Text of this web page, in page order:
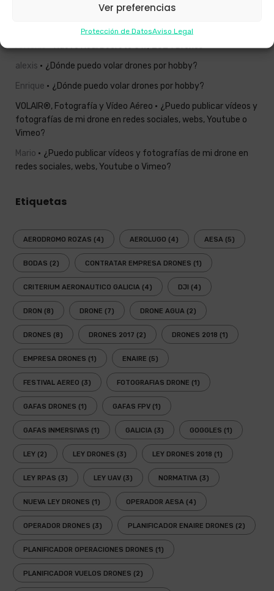
Ver preferencias
Protección de DatosAviso Legal
Comentarios recientes
Antonio
Nuevo Real Decreto 517/2024 Drones
alexis
¿Dónde puedo volar drones por hobby?
Enrique
¿Dónde puedo volar drones por hobby?
VOLAIR®, Fotografía y Vídeo Aéreo
¿Puedo publicar vídeos y
fotografías de mi drone en redes sociales, webs, Youtube o
Vimeo?
Mario
¿Puedo publicar vídeos y fotografías de mi drone en
redes sociales, webs, Youtube o Vimeo?
Etiquetas
AERODROMO ROZAS (4) AEROLUGO (4) AESA (5)
BODAS (2) CONTRATAR EMPRESA DRONES (1)
CRITERIUM AERONAUTICO GALICIA (4) DJI (4)
DRON (8) DRONE (7) DRONE AGUA (2)
DRONES (8) DRONES 2017 (2) DRONES 2018 (1)
EMPRESA DRONES (1) ENAIRE (5)
FESTIVAL AEREO (3) FOTOGRAFIAS DRONE (1)
GAFAS DRONES (1) GAFAS FPV (1)
GAFAS INMERSIVAS (1) GALICIA (3) GOGGLES (1)
LEY (2) LEY DRONES (3) LEY DRONES 2018 (1)
LEY RPAS (3) LEY UAV (3) NORMATIVA (3)
NUEVA LEY DRONES (1) OPERADOR AESA (4)
OPERADOR DRONES (3) PLANIFICADOR ENAIRE DRONES (2)
PLANIFICADOR OPERACIONES DRONES (1)
PLANIFICADOR VUELOS DRONES (2)